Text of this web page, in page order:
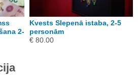
2-
Kvests Slepenā istaba, 2-5
personām
€ 80.00